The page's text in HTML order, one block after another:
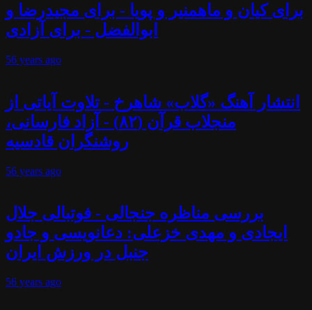
برای کیان و ماهمنیر و پویا - برای مجیدرضا و
ابوالفضل - برای آزادی
56 years ago
انتشار آهنگ «گلاب» شاهرخ - تلاوت آیاتی از
منجلاب قرآن (۸۲) - آزاد فارسانی،
روشنگران قادسیه
56 years ago
بررسی مناظره جنجالی - فوتبالی جلال
ایجادی و مهدی خزعلی: دعانویسی و جادو
جنبل در ورزش ایران
56 years ago